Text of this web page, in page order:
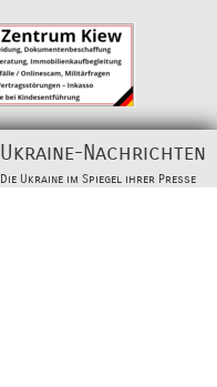
Ukraine-Nachrichten
Die Ukraine im Spiegel ihrer Presse